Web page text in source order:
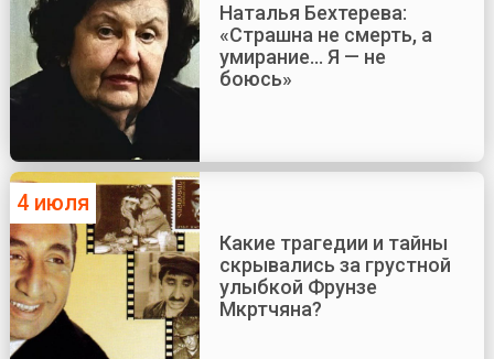
Наталья Бехтерева:
«Страшна не смерть, а
умирание... Я — не
боюсь»
4 июля
Какие трагедии и тайны
скрывались за грустной
улыбкой Фрунзе
Мкртчяна?